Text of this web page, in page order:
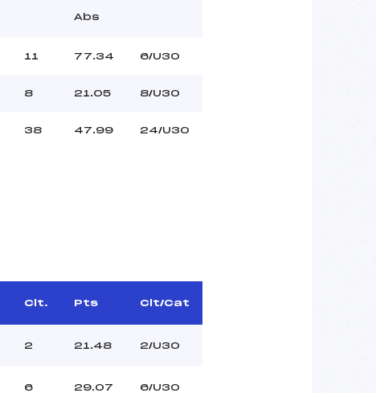
Abs
11 77.34 6/U30
8 21.05 8/U30
38 47.99 24/U30
Clt. Pts Clt/Cat
2 21.48 2/U30
6 29.07 6/U30